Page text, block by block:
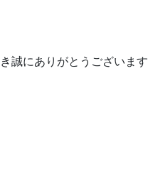
誠にありがとうございます